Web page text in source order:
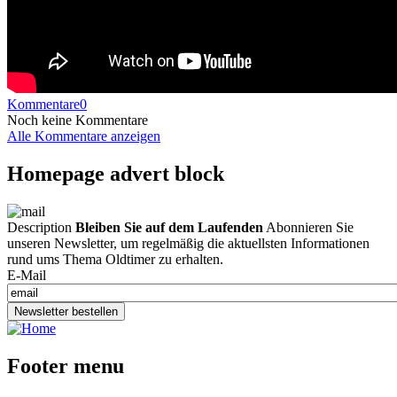
Kommentare0
Noch keine Kommentare
Alle Kommentare anzeigen
Homepage advert block
Description Bleiben Sie auf dem Laufenden Abonnieren Sie
unseren Newsletter, um regelmäßig die aktuellsten Informationen
rund ums Thema Oldtimer zu erhalten.
E-Mail
Newsletter bestellen
Footer menu